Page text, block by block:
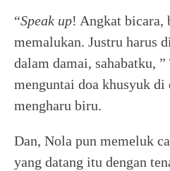
“Speak up! Angkat bicara,
memalukan. Justru harus
dalam damai, sahabatku,
menguntai doa khusyuk di
mengharu biru.
Dan, Nola pun memeluk
yang datang itu dengan